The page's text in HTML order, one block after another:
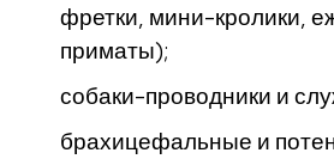
фретки, мини-кролики,
приматы);
собаки-проводники и
брахицефальные и